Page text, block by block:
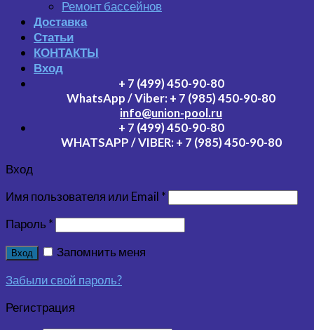
Ремонт бассейнов
Доставка
Статьи
КОНТАКТЫ
Вход
+ 7 (499) 450-90-80
WhatsApp / Viber: + 7 (985) 450-90-80
info@union-pool.ru
+ 7 (499) 450-90-80
WHATSAPP / VIBER: + 7 (985) 450-90-80
Вход
Имя пользователя или Email *
Пароль *
Вход
Запомнить меня
Забыли свой пароль?
Регистрация